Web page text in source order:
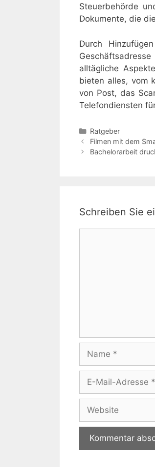
Steuerbehörde
Dokumente, die
Durch
alltägliche
bieten alles, vom
von Post, das
Telefondiensten
Kategorien
Ratgeber
Filmen mit dem
Bachelorarbeit
Schreiben Sie
Mail-
Adresse